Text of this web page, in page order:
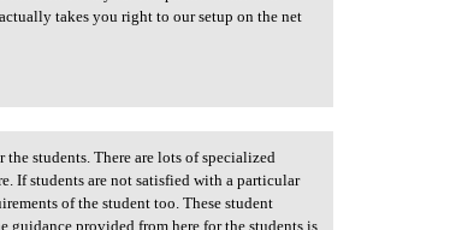
takes you right to our setup on the net
students. There are lots of specialized
If students are not satisfied with a particular
of the student too. These student
guidance provided from here for the students is